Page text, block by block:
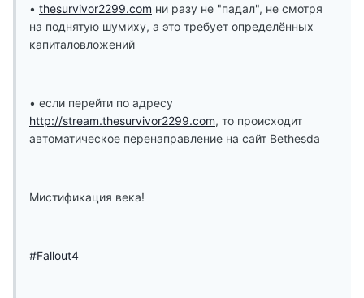
• thesurvivor2299.com ни разу не "падал", не смотря
на поднятую шумиху, а это требует определённых
капиталовложений
• если перейти по адресу
http://stream.thesurvivor2299.com, то происходит
автоматическое перенаправление на сайт Bethesda
Мистификация века!
#Fallout4